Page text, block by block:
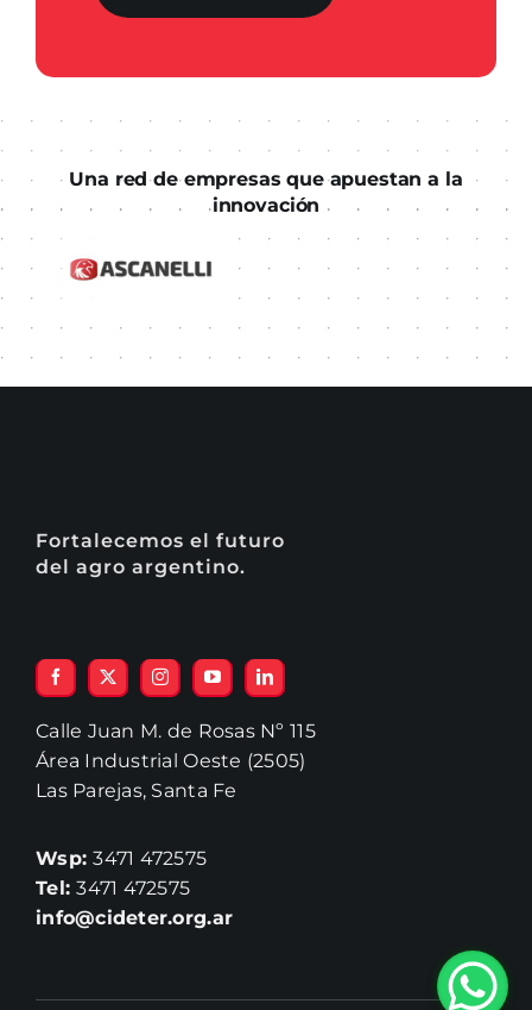
Una red de empresas que apuestan a la
innovación
Fortalecemos el futuro
del agro argentino.
Calle Juan M. de Rosas Nº 115
Área Industrial Oeste (2505)
Las Parejas, Santa Fe
Wsp:3471 472575
Tel:3471 472575
info@cideter.org.ar